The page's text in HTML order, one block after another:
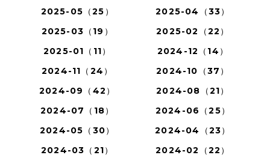
2025-05（25）
2025-04（33）
2025-03（19）
2025-02（22）
2025-01（11）
2024-12（14）
2024-11（24）
2024-10（37）
2024-09（42）
2024-08（21）
2024-07（18）
2024-06（25）
2024-05（30）
2024-04（23）
2024-03（21）
2024-02（22）